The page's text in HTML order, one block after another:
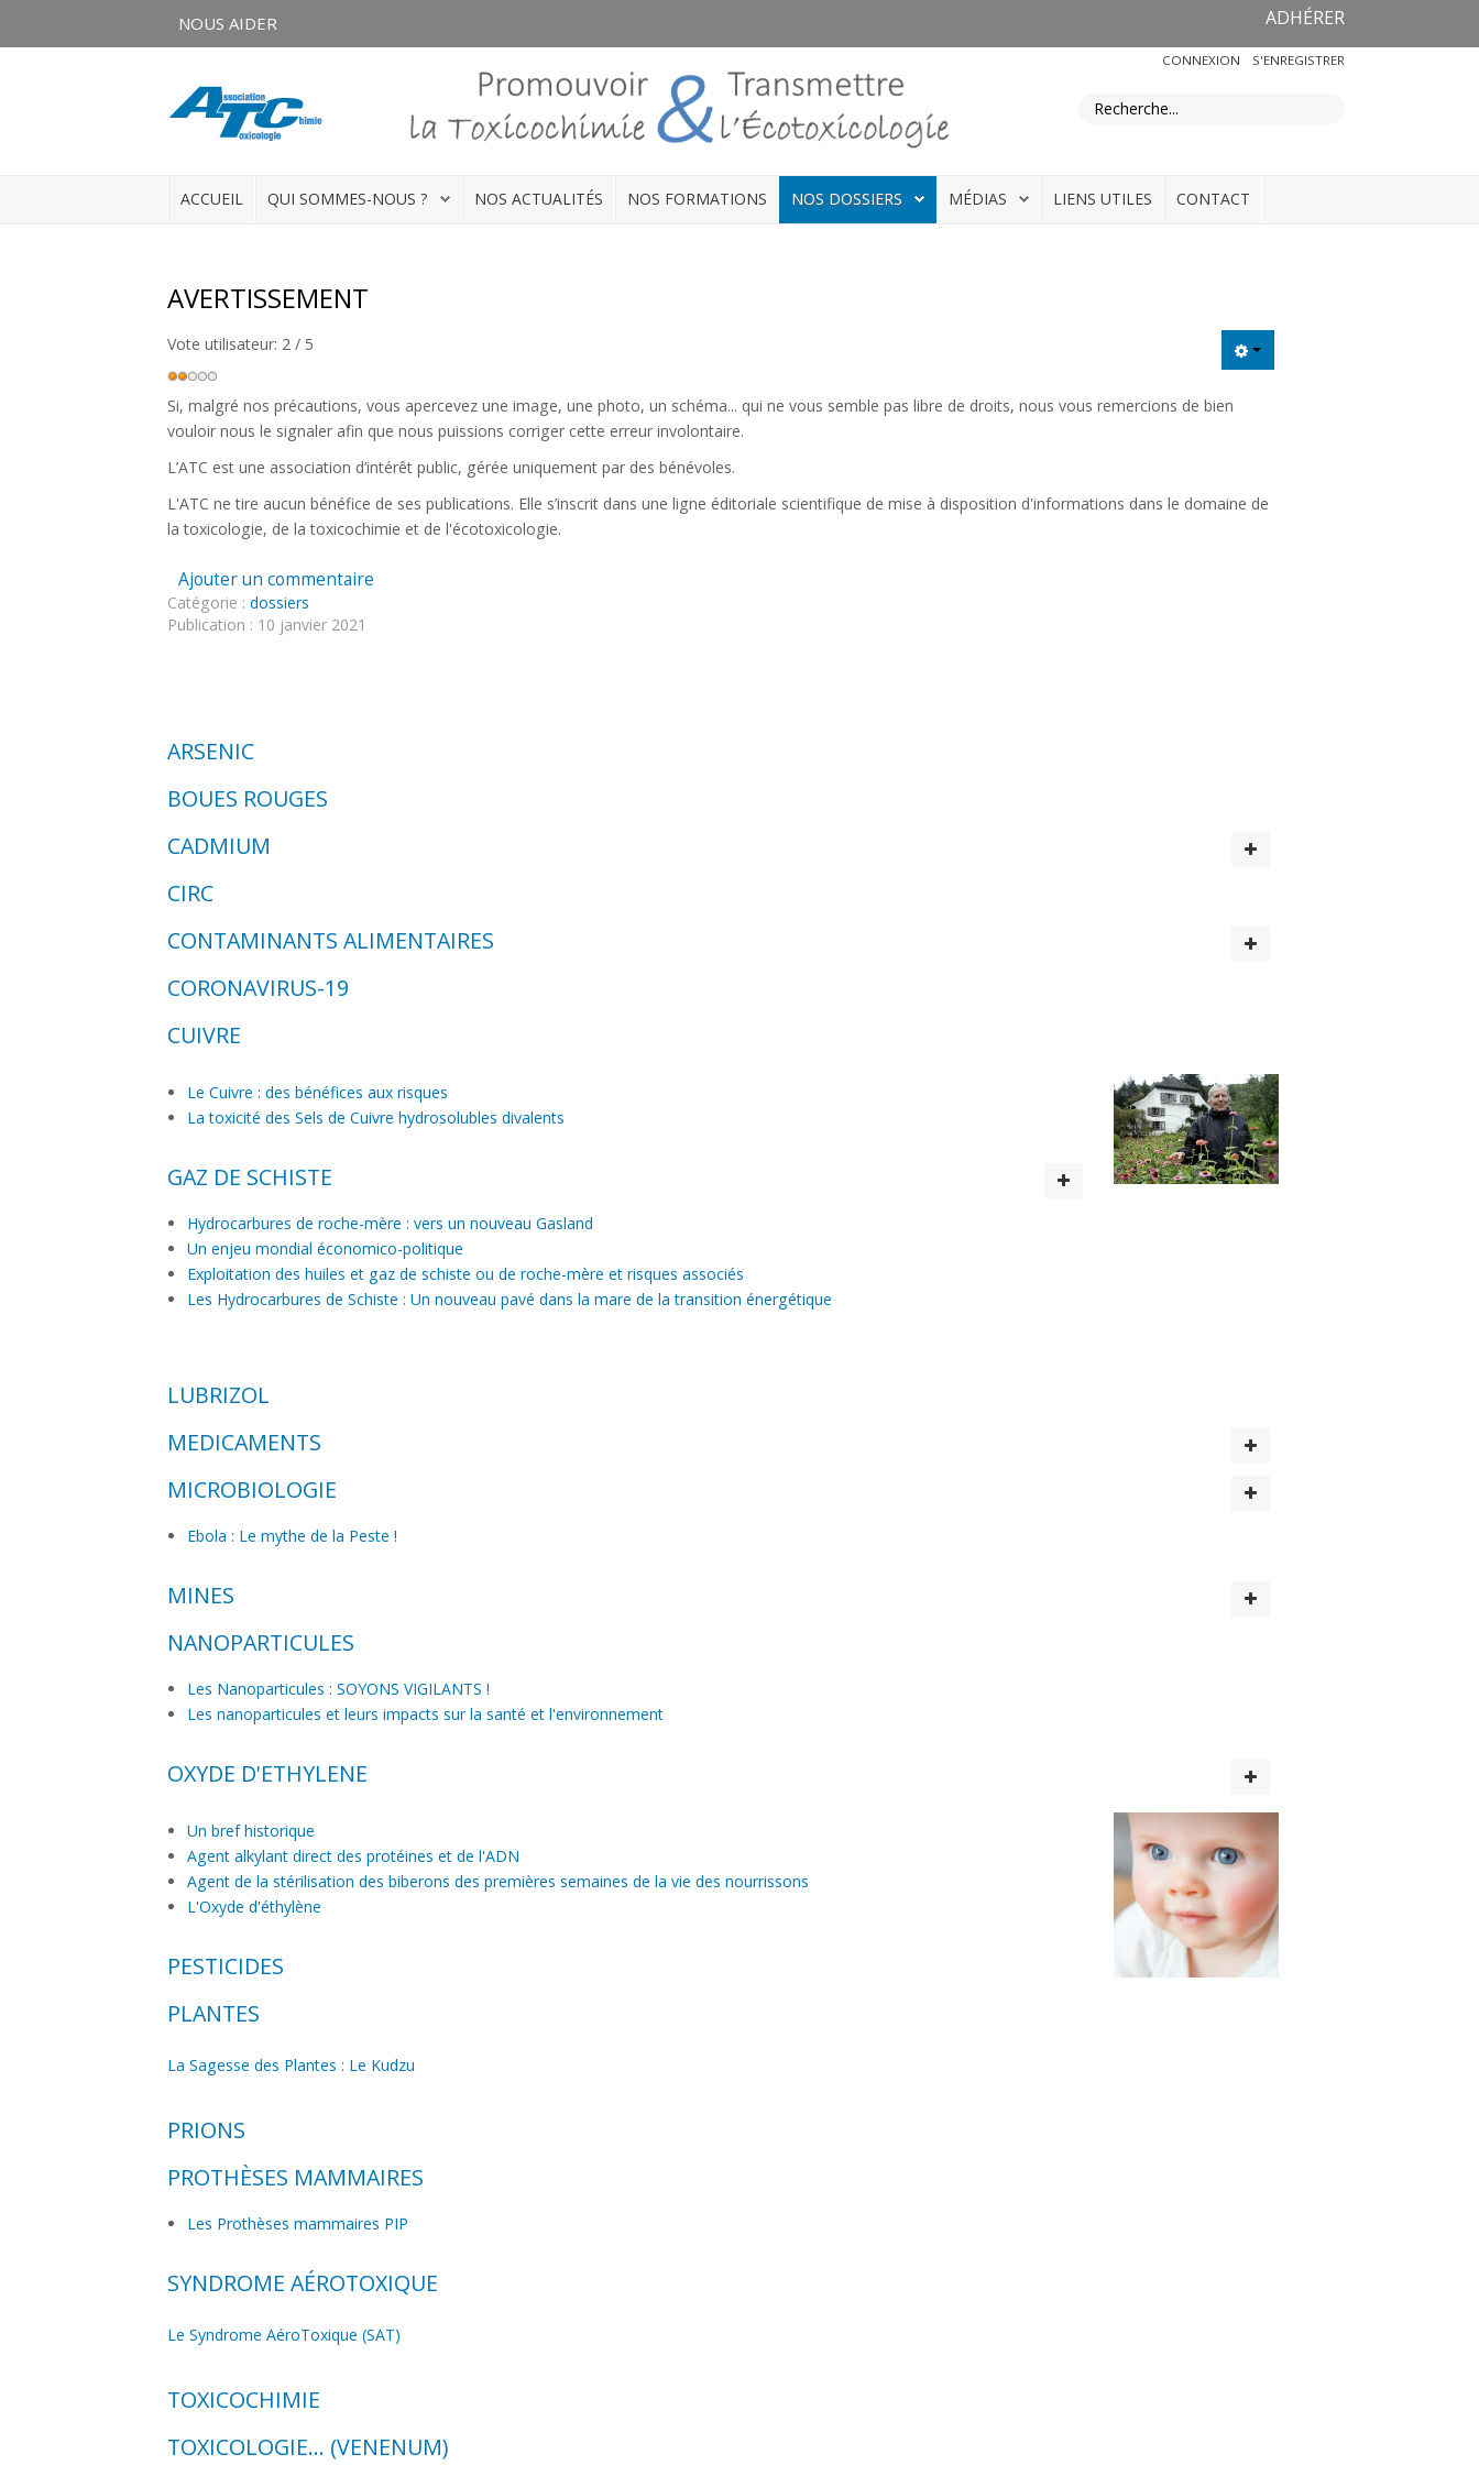
QUI SOMMES-NOUS ?
NOUS AIDER ADHÉRER
CONNEXION S'ENREGISTRER
ACCUEIL QUI SOMMES-NOUS ? NOS ACTUALITÉS NOS FORMATIONS NOS DOSSIERS MÉDIAS LIENS UTILES CONTACT
AVERTISSEMENT
Vote utilisateur: 2 / 5
Si, malgré nos précautions, vous apercevez une image, une photo, un schéma... qui ne vous semble pas libre de droits, nous vous remercions de bien
vouloir nous le signaler afin que nous puissions corriger cette erreur involontaire.
L’ATC est une association d’intérêt public, gérée uniquement par des bénévoles.
L'ATC ne tire aucun bénéfice de ses publications. Elle s’inscrit dans une ligne éditoriale scientifique de mise à disposition d'informations dans le domaine de
la toxicologie, de la toxicochimie et de l'écotoxicologie.
Ajouter un commentaire
Catégorie : dossiers
Publication : 10 janvier 2021
ARSENIC
BOUES ROUGES
CADMIUM
CIRC
CONTAMINANTS ALIMENTAIRES
LE FIPRONIL
CORONAVIRUS-19
CUIVRE
Le Cuivre : des bénéfices aux risques
La toxicité des Sels de Cuivre hydrosolubles divalents
GAZ DE SCHISTE
Hydrocarbures de roche-mère : vers un nouveau Gasland
Un enjeu mondial économico-politique
Exploitation des huiles et gaz de schiste ou de roche-mère et risques associés
Les Hydrocarbures de Schiste : Un nouveau pavé dans la mare de la transition énergétique
LUBRIZOL
MEDICAMENTS
LE LÉVOTHYROX
LES VACCINS
MICROBIOLOGIE
Ebola : Le mythe de la Peste !
MINES
SAINT-FÉLIX-DE-PALLIÉRES
Chape de Plomb sur Saint-Félix-de-Pallières
Des riverains qui portent plainte
Pollution des sols et risques sanitaires
NANOPARTICULES
Les Nanoparticules : SOYONS VIGILANTS !
Les nanoparticules et leurs impacts sur la santé et l'environnement
OXYDE D'ETHYLENE
Un bref historique
Agent alkylant direct des protéines et de l'ADN
Agent de la stérilisation des biberons des premières semaines de la vie des nourrissons
L'Oxyde d'éthylène
UN BREF HISTORIQUE
OXYDE D'ÉTHYLÈNE DANS LES BIBERONS
INTERVIEW ANDRÉ SUR OXYDE D'ÉTHYLÈNE
PESTICIDES
PLANTES
La Sagesse des Plantes : Le Kudzu
PRIONS
PROTHÈSES MAMMAIRES
Les Prothèses mammaires PIP
SYNDROME AÉROTOXIQUE
Le Syndrome AéroToxique (SAT)
TOXICOCHIMIE
TOXICOLOGIE... (VENENUM)